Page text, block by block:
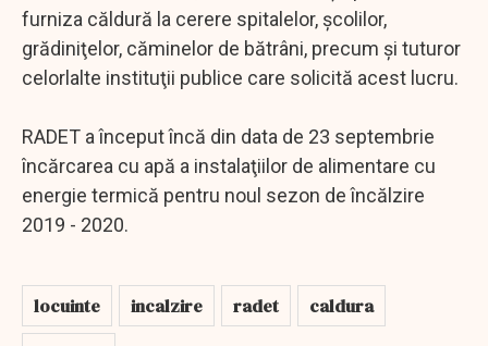
furniza căldură la cerere spitalelor, şcolilor,
grădiniţelor, căminelor de bătrâni, precum şi tuturor
celorlalte instituţii publice care solicită acest lucru.
RADET a început încă din data de 23 septembrie
încărcarea cu apă a instalaţiilor de alimentare cu
energie termică pentru noul sezon de încălzire
2019 - 2020.
locuinte incalzire radet
caldura